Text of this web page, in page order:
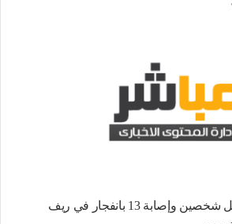
الصحة السورية: مقتل شخصين وإصابة 13 بانفجار في ريف